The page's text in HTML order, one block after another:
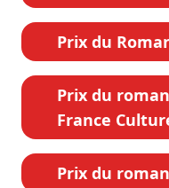
Prix du
Prix du
France
Prix du